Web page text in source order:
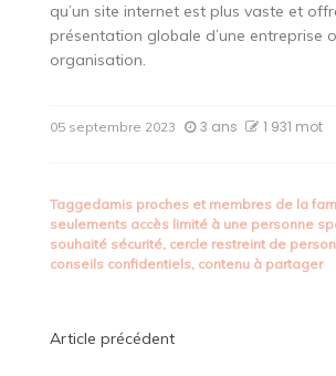
qu’un site internet est plus vaste et
présentation globale d’une entreprise
organisation.
05 septembre 2023 3 ans 1 931 mot
Taggedamis proches et membres de la
seulements accès limité à une personne
souhaité sécurité, cercle restreint de
conseils confidentiels, contenu à partager
Navigation
Article précédent